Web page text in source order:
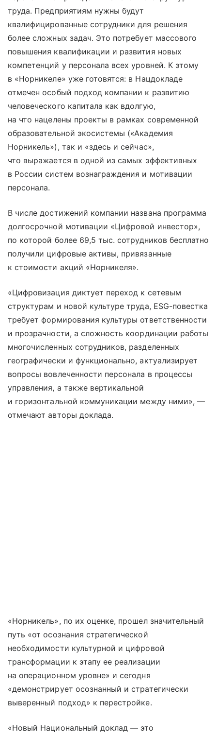
труда. Предприятиям нужны будут
квалифицированные сотрудники для решения
более сложных задач. Это потребует массового
повышения квалификации и развития новых
компетенций у персонала всех уровней. К этому
в «Норникеле» уже готовятся: в Нацдокладе
отмечен особый подход компании к развитию
человеческого капитала как вдолгую,
на что нацелены проекты в рамках современной
образовательной экосистемы («Академия
Норникель»), так и «здесь и сейчас»,
что выражается в одной из самых эффективных
в России систем вознаграждения и мотивации
персонала.
В числе достижений компании названа программа
долгосрочной мотивации «Цифровой инвестор»,
по которой более 69,5 тыс. сотрудников бесплатно
получили цифровые активы, привязанные
к стоимости акций «Норникеля».
«Цифровизация диктует переход к сетевым
структурам и новой культуре труда, ESG-повестка
требует формирования культуры ответственности
и прозрачности, а сложность координации работы
многочисленных сотрудников, разделенных
географически и функционально, актуализирует
вопросы вовлеченности персонала в процессы
управления, а также вертикальной
и горизонтальной коммуникации между ними», —
отмечают авторы доклада.
«Норникель», по их оценке, прошел значительный
путь «от осознания стратегической
необходимости культурной и цифровой
трансформации к этапу ее реализации
на операционном уровне» и сегодня
«демонстрирует осознанный и стратегически
выверенный подход» к перестройке.
«Новый Национальный доклад — это